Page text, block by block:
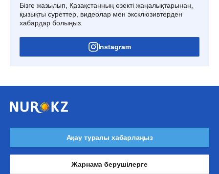
Бізге жазылып, Қазақстанның өзекті жаңалықтарынан,
қызықты суреттер, видеолар мен эксклюзивтерден
хабардар болыңыз.
Instagram
Ақау туралы хабарлаңыз
Жарнама берушілерге